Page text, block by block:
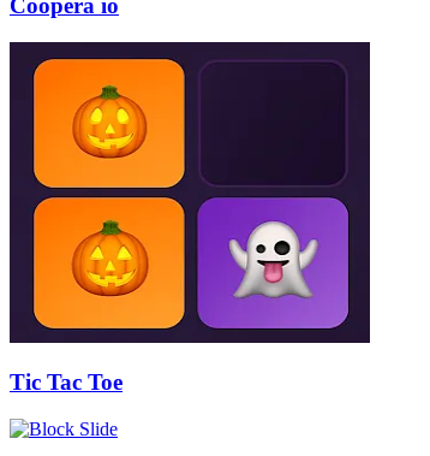
Coopera io
Tic Tac Toe